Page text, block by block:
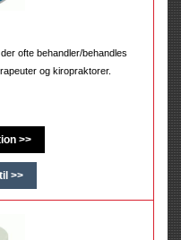
ofte behandler/behandles
og kiropraktorer.